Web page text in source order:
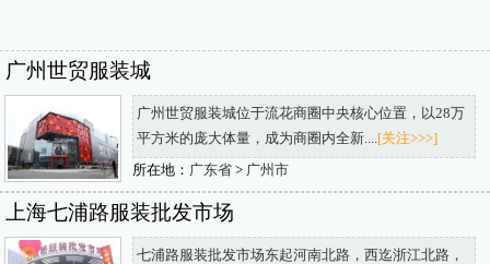
广州世贸服装城
广州世贸服装城位于流花商圈中央核心位置，以28万
平方米的庞大体量，成为商圈内全新.... [关注>>>]
所在地： 广东省> 广州市
上海七浦路服装批发市场
七浦路服装批发市场东起河南北路，西迄浙江北路，